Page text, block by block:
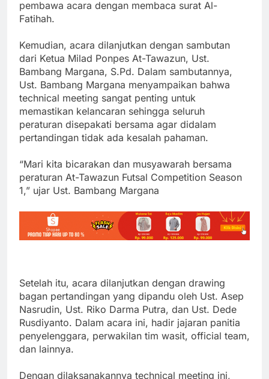
pembawa acara dengan membaca surat Al-
Fatihah.
Kemudian, acara dilanjutkan dengan sambutan
dari Ketua Milad Ponpes At-Tawazun, Ust.
Bambang Margana, S.Pd. Dalam sambutannya,
Ust. Bambang Margana menyampaikan bahwa
technical meeting sangat penting untuk
memastikan kelancaran sehingga seluruh
peraturan disepakati bersama agar didalam
pertandingan tidak ada kesalah pahaman.
“Mari kita bicarakan dan musyawarah bersama
peraturan At-Tawazun Futsal Competition Season
1,” ujar Ust. Bambang Margana
Setelah itu, acara dilanjutkan dengan drawing
bagan pertandingan yang dipandu oleh Ust. Asep
Nasrudin, Ust. Riko Darma Putra, dan Ust. Dede
Rusdiyanto. Dalam acara ini, hadir jajaran panitia
penyelenggara, perwakilan tim wasit, official team,
dan lainnya.
Dengan dilaksanakannya technical meeting ini,